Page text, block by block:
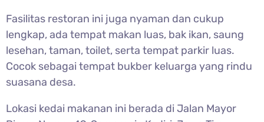
Fasilitas restoran ini juga nyaman dan cukup
lengkap, ada tempat makan luas, bak ikan, saung
lesehan, taman, toilet, serta tempat parkir luas.
Cocok sebagai tempat bukber keluarga yang rindu
suasana desa.
Lokasi kedai makanan ini berada di Jalan Mayor